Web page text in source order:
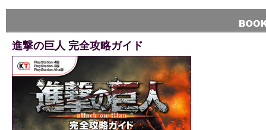
進撃の巨人 完全攻略ガイド